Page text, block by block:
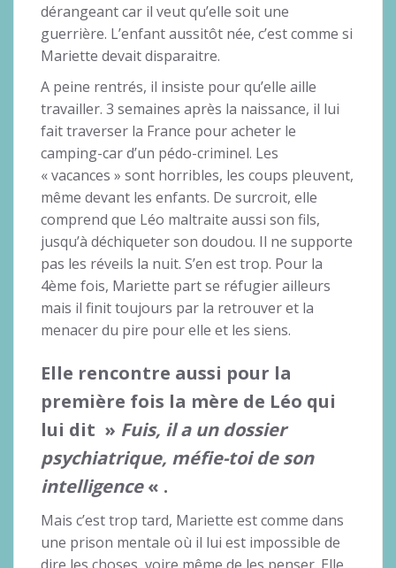
dérangeant car il veut qu’elle soit une
guerrière. L’enfant aussitôt née, c’est comme si
Mariette devait disparaitre.
A peine rentrés, il insiste pour qu’elle aille
travailler. 3 semaines après la naissance, il lui
fait traverser la France pour acheter le
camping-car d’un pédo-criminel. Les
« vacances » sont horribles, les coups pleuvent,
même devant les enfants. De surcroit, elle
comprend que Léo maltraite aussi son fils,
jusqu’à déchiqueter son doudou. Il ne supporte
pas les réveils la nuit. S’en est trop. Pour la
4ème fois, Mariette part se réfugier ailleurs
mais il finit toujours par la retrouver et la
menacer du pire pour elle et les siens.
Elle rencontre aussi pour la
première fois la mère de Léo qui
lui dit » Fuis, il a un dossier
psychiatrique, méfie-toi de son
intelligence« .
Mais c’est trop tard, Mariette est comme dans
une prison mentale où il lui est impossible de